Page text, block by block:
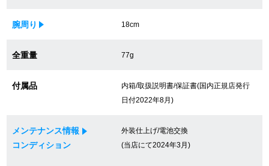
75%以上保証！中古商品高価買戻し
修理・メンテンナンスについて
腕周り 18cm
全重量 77g
付属品
内箱/取扱説明書/保証書(国内正規店発行
日付2022年8月)
メンテナンス情報
コンディション
外装仕上げ/電池交換
(当店にて2024年3月)